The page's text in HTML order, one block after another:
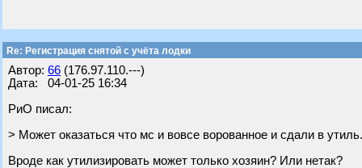
Re: Регистрация снятой с учёта лодки
Автор: 66 (176.97.110.---)
Дата: 04-01-25 16:34
РиО писал:
> Может оказаться что мс и вовсе ворованное и сдали в утиль.
Вроде как утилизировать может только хозяин? Или нетак?